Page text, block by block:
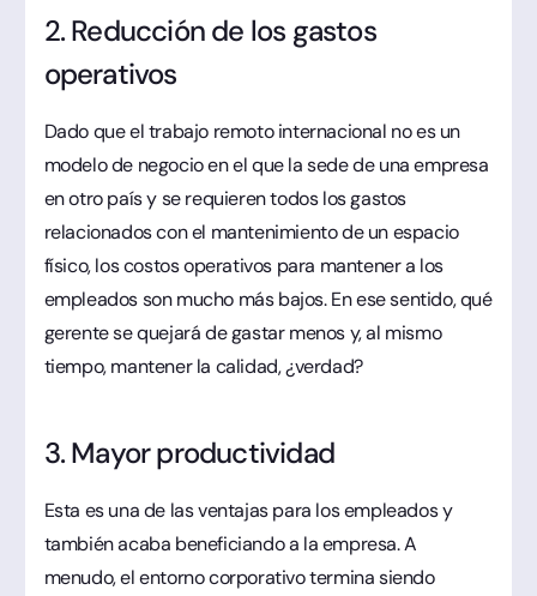
2. Reducción de los gastos
operativos
Dado que el trabajo remoto internacional no es un
modelo de negocio en el que la sede de una empresa
en otro país y se requieren todos los gastos
relacionados con el mantenimiento de un espacio
físico, los costos operativos para mantener a los
empleados son mucho más bajos. En ese sentido, qué
gerente se quejará de gastar menos y, al mismo
tiempo, mantener la calidad, ¿verdad?
3. Mayor productividad
Esta es una de las ventajas para los empleados y
también acaba beneficiando a la empresa. A
menudo, el entorno corporativo termina siendo